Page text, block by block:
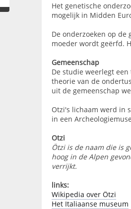
Het genetische
mogelijk in Midden
De onderzoeken op
moeder wordt geërfd.
Gemeenschap
De studie weerlegt
theorie van de
uit de gemeenschap
Otzi's lichaam werd in
in een
Otzi
Ötzi is de naam die is
hoog in de Alpen
verrijkt.
links:
Wikipedia over Ötzi
Het Italiaanse museum